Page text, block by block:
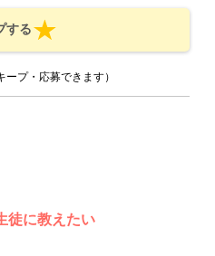
する
ープ・応募できます）
徒に教えたい